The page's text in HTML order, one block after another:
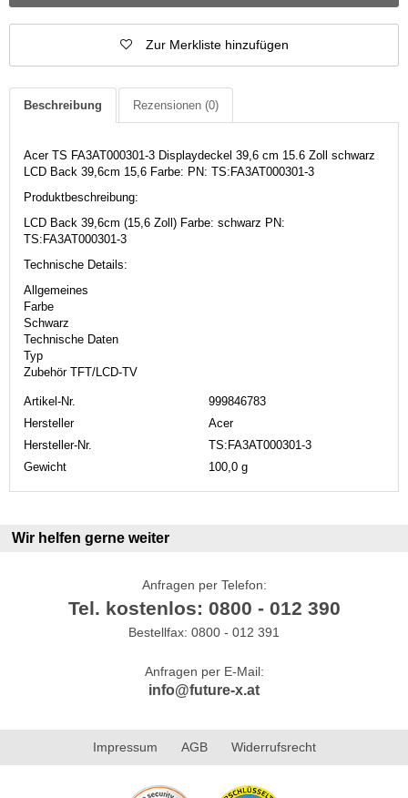
Zur Merkliste hinzufügen
Beschreibung Rezensionen (0)
Acer TS FA3AT000301-3 Displaydeckel 39,6 cm 15.6 Zoll schwarz
LCD Back 39,6cm 15,6 Farbe: PN: TS:FA3AT000301-3
Produktbeschreibung:
LCD Back 39,6cm (15,6 Zoll) Farbe: schwarz PN:
TS:FA3AT000301-3
Technische Details:
Allgemeines
Farbe
Schwarz
Technische Daten
Typ
Zubehör TFT/LCD-TV
Artikel-Nr.
999846783
Hersteller
Acer
Hersteller-Nr.
TS:FA3AT000301-3
Gewicht
100,0 g
Wir helfen gerne weiter
Anfragen per Telefon:
Tel. kostenlos: 0800 - 012 390
Bestellfax: 0800 - 012 391
Anfragen per E-Mail:
info@future-x.at
Impressum AGB Widerrufsrecht